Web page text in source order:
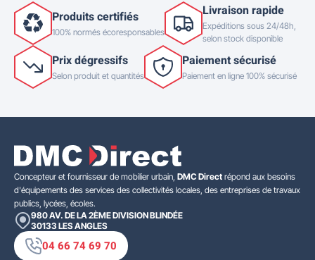
Produits certifiés
100% normés écoresponsables
Livraison rapide
Expéditions sous 24/48h,
selon stock disponible
Prix dégressifs
Selon produit et quantités
Paiement sécurisé
Paiement en ligne 100% sécurisé
Concepteur et fournisseur de mobilier urbain, DMC Direct répond aux besoins
d'équipements des services des collectivités locales, des entreprises de travaux
publics, lycées, écoles.
980 AV. DE LA 2ÈME DIVISION BLINDÉE
30133 LES ANGLES
04 66 74 69 70